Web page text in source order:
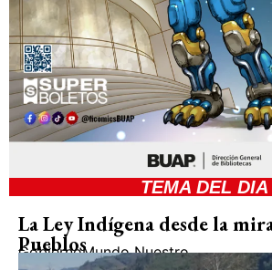
TEMA DEL DIA
La Ley Indígena desde la
Pueblos
GobiernoMundo Nuestro